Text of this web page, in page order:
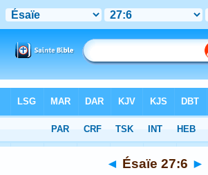
Chapitre 27> Verset 6
◄ Ésaïe 27:6 ►